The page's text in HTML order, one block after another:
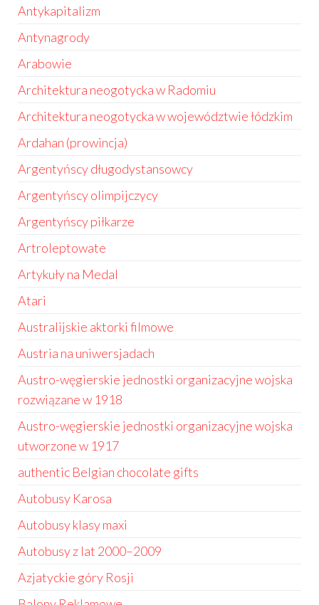
Antykapitalizm
Antynagrody
Arabowie
Architektura neogotycka w Radomiu
Architektura neogotycka w województwie łódzkim
Ardahan (prowincja)
Argentyńscy długodystansowcy
Argentyńscy olimpijczycy
Argentyńscy piłkarze
Artroleptowate
Artykuły na Medal
Atari
Australijskie aktorki filmowe
Austria na uniwersjadach
Austro-węgierskie jednostki organizacyjne wojska
rozwiązane w 1918
Austro-węgierskie jednostki organizacyjne wojska
utworzone w 1917
authentic Belgian chocolate gifts
Autobusy Karosa
Autobusy klasy maxi
Autobusy z lat 2000–2009
Azjatyckie góry Rosji